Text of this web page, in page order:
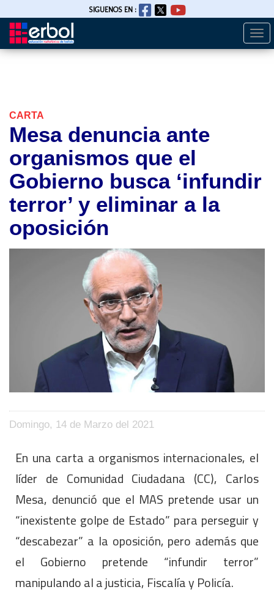
Pasar
SIGUENOS EN :
CARTA
Mesa denuncia ante
organismos que el
Gobierno busca ‘infundir
terror’ y eliminar a la
oposición
Domingo, 14 de Marzo del 2021
En una carta a organismos internacionales, el
líder de Comunidad Ciudadana (CC), Carlos
Mesa, denunció que el MAS pretende usar un
“inexistente golpe de Estado” para perseguir y
“descabezar” a la oposición, pero además que
el Gobierno pretende “infundir terror”
manipulando al a justicia, Fiscalía y Policía.